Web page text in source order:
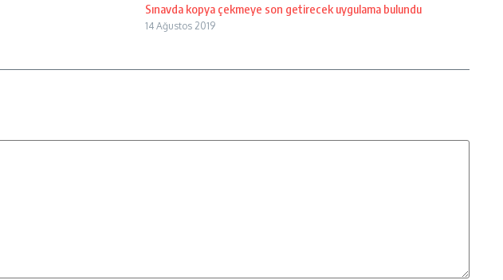
Sınavda kopya çekmeye son getirecek uygulama bulundu
14 Ağustos 2019